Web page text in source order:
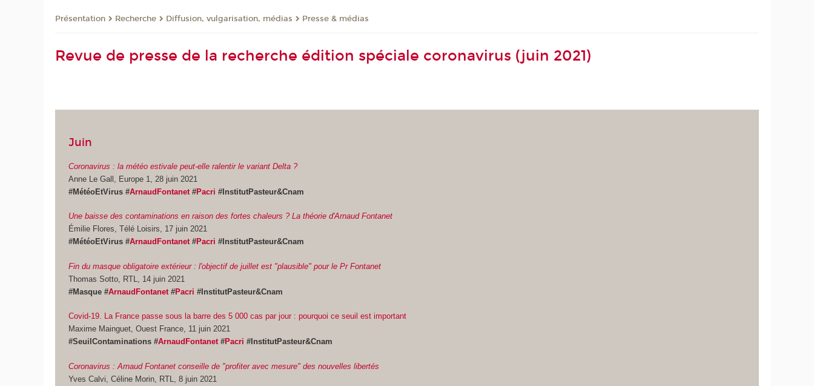
Présentation Recherche Diffusion, vulgarisation, médias Presse & médias
Revue de presse de la recherche édition spéciale coronavirus (juin 2021)
Juin
Coronavirus : la météo estivale peut-elle ralentir le variant Delta ?
Anne Le Gall, Europe 1, 28 juin 2021
#MétéoEtVirus #ArnaudFontanet #Pacri #InstitutPasteur&Cnam
Une baisse des contaminations en raison des fortes chaleurs ? La théorie d'Arnaud Fontanet
Émilie Flores, Télé Loisirs, 17 juin 2021
#MétéoEtVirus #ArnaudFontanet#Pacri #InstitutPasteur&Cnam
Fin du masque obligatoire extérieur : l'objectif de juillet est "plausible" pour le Pr Fontanet
Thomas Sotto, RTL, 14 juin 2021
#Masque #ArnaudFontanet #Pacri #InstitutPasteur&Cnam
Covid-19. La France passe sous la barre des 5 000 cas par jour : pourquoi ce seuil est important
Maxime Mainguet, Ouest France, 11 juin 2021
#SeuilContaminations #ArnaudFontanet#Pacri #InstitutPasteur&Cnam
Coronavirus : Arnaud Fontanet conseille de "profiter avec mesure" des nouvelles libertés
Yves Calvi, Céline Morin, RTL, 8 juin 2021